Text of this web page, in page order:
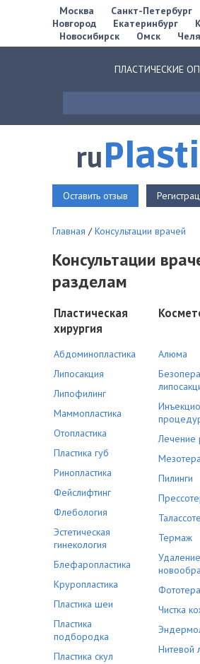
Москва Санкт-Петербург
Новгород
Екатеринбург
Новосибирск
Омск
ПЛАСТИЧЕСКИЕ
ru
Оставить отзыв
Главная /Консультации врачей
Консультации
разделам
Пластическая
хирургия
Абдоминопластика
Липосакция
Липофилинг
Маммопластика
Отопластика
Пластика губ
Ринопластика
Фейслифтинг
Флебология
Эстетическая
гинекология
Блефаропластика
Круропластика
Пластика шеи
Пластика
подбородка
Пластика скул
Алюма
Лечение
Пилинги
Термаж
Удаление
Чистка
Нитевой